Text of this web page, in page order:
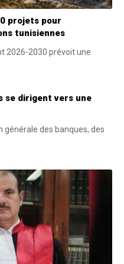
projets pour
tunisiennes
2026-2030 prévoit une
se dirigent vers une
générale des banques, des